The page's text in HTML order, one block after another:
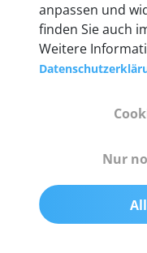
Abmessungen
Gewicht
200 g
anpassen und
finden Sie auch
Weitere
Nur